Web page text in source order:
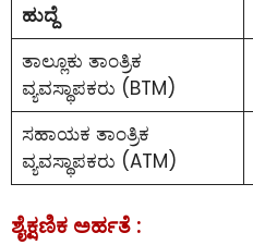
ಹುದ್ದೆ
ತಾಲ್ಲೂಕು ತಾಂತ್ರಿಕ
ವ್ಯವಸ್ಥಾಪಕರು (BTM)
ಸಹಾಯಕ ತಾಂತ್ರಿಕ
ವ್ಯವಸ್ಥಾಪಕರು (ATM)
ಶೈಕ್ಷಣಿಕ ಅರ್ಹತೆ :